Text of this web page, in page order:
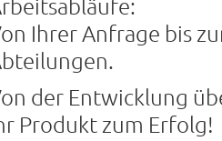
Ihrer Anfrage bis
der Entwicklung
Produkt zum Erfolg!